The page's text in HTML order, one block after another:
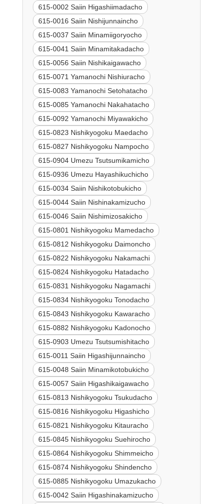
615-0002 Saiin Higashiimadacho
615-0016 Saiin Nishijunnaincho
615-0037 Saiin Minamiigoryocho
615-0041 Saiin Minamitakadacho
615-0056 Saiin Nishikaigawacho
615-0071 Yamanochi Nishiuracho
615-0083 Yamanochi Setohatacho
615-0085 Yamanochi Nakahatacho
615-0092 Yamanochi Miyawakicho
615-0823 Nishikyogoku Maedacho
615-0827 Nishikyogoku Nampocho
615-0904 Umezu Tsutsumikamicho
615-0936 Umezu Hayashikuchicho
615-0034 Saiin Nishikotobukicho
615-0044 Saiin Nishinakamizucho
615-0046 Saiin Nishimizosakicho
615-0801 Nishikyogoku Mamedacho
615-0812 Nishikyogoku Daimoncho
615-0822 Nishikyogoku Nakamachi
615-0824 Nishikyogoku Hatadacho
615-0831 Nishikyogoku Nagamachi
615-0834 Nishikyogoku Tonodacho
615-0843 Nishikyogoku Kawaracho
615-0882 Nishikyogoku Kadonocho
615-0903 Umezu Tsutsumishitacho
615-0011 Saiin Higashijunnaincho
615-0048 Saiin Minamikotobukicho
615-0057 Saiin Higashikaigawacho
615-0813 Nishikyogoku Tsukudacho
615-0816 Nishikyogoku Higashicho
615-0821 Nishikyogoku Kitauracho
615-0845 Nishikyogoku Suehirocho
615-0864 Nishikyogoku Shimmeicho
615-0874 Nishikyogoku Shindencho
615-0885 Nishikyogoku Umazukacho
615-0042 Saiin Higashinakamizucho